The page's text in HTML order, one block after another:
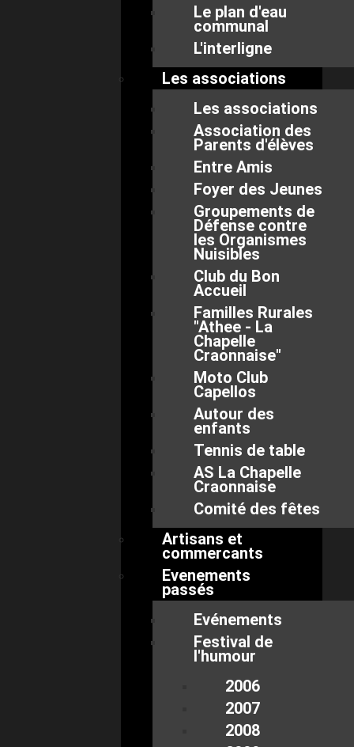
Le plan d'eau
communal
L'interligne
Les associations
Les associations
Association des
Parents d'élèves
Entre Amis
Foyer des Jeunes
Groupements de
Défense contre
les Organismes
Nuisibles
Club du Bon
Accueil
Familles Rurales
"Athee - La
Chapelle
Craonnaise"
Moto Club
Capellos
Autour des
enfants
Tennis de table
AS La Chapelle
Craonnaise
Comité des fêtes
Artisans et
commercants
Evenements
passés
Evénements
Festival de
l'humour
2006
2007
2008